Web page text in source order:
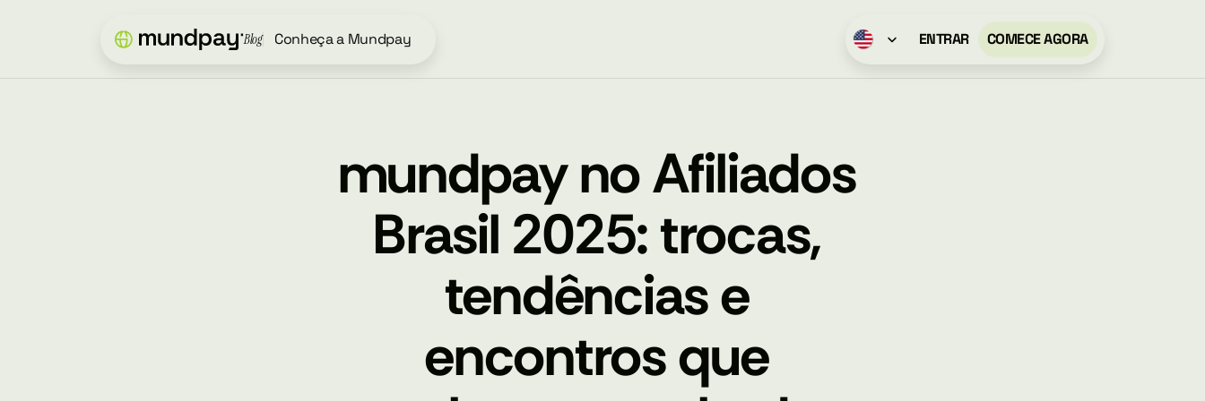
Blog Conheça a Mundpay ENTRAR COMECE AGORA
mundpay no Afiliados
Brasil 2025: trocas,
tendências e
encontros que